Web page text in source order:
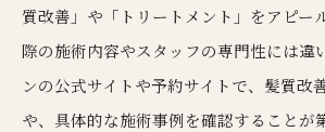
質改善」や「トリートメント」をアピー
際の施術内容やスタッフの専門性には違
ンの公式サイトや予約サイトで、髪質改
や、具体的な施術事例を確認することが